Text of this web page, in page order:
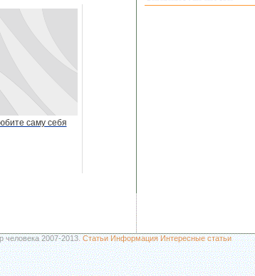
саму себя
человека 2007-2013.Статьи Информация Интересные статьи